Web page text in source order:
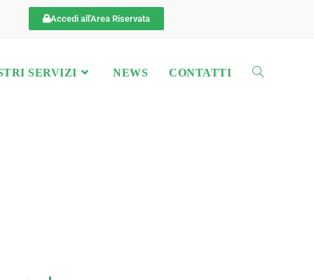
Accedi all'Area Riservata
SERVIZI NEWS CONTATTI